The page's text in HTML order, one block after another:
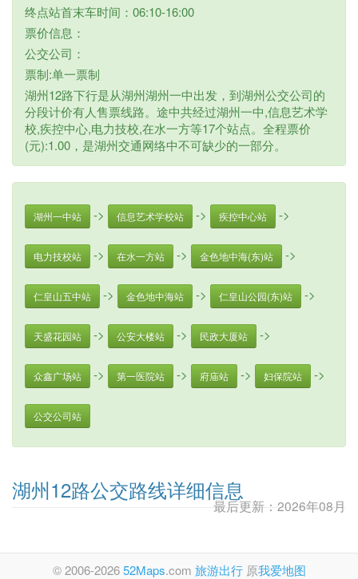
终点站首末车时间：06:10-16:00
票价信息：
公交公司：
票制:单一票制
湖州12路下行是从湖州湖州一中出发，到湖州公交公司的
分段计价有人售票线路。途中共经过湖州一中,信息艺术学
校,疾控中心,电力技校,在水一方等17个站点。全程票价
(元):1.00，是湖州交通网络中不可缺少的一部分。
湖州一中站 -> 信息艺术学校站 -> 疾控中心站 ->
电力技校站 -> 在水一方站 -> 金色地中海(东)站 ->
仁皇山五中站 -> 金色地中海站 -> 仁皇山公园(东)站 ->
天盛花园站 -> 公安大楼站 -> 民政大厦站 ->
众鑫广场站 -> 第一医院站 -> 府庙站 -> 妇保院站 ->
公交公司站
湖州12路公交路线详细信息
最后更新：2026年08月
© 2006-202652Maps.com 旅游出行原我爱地图